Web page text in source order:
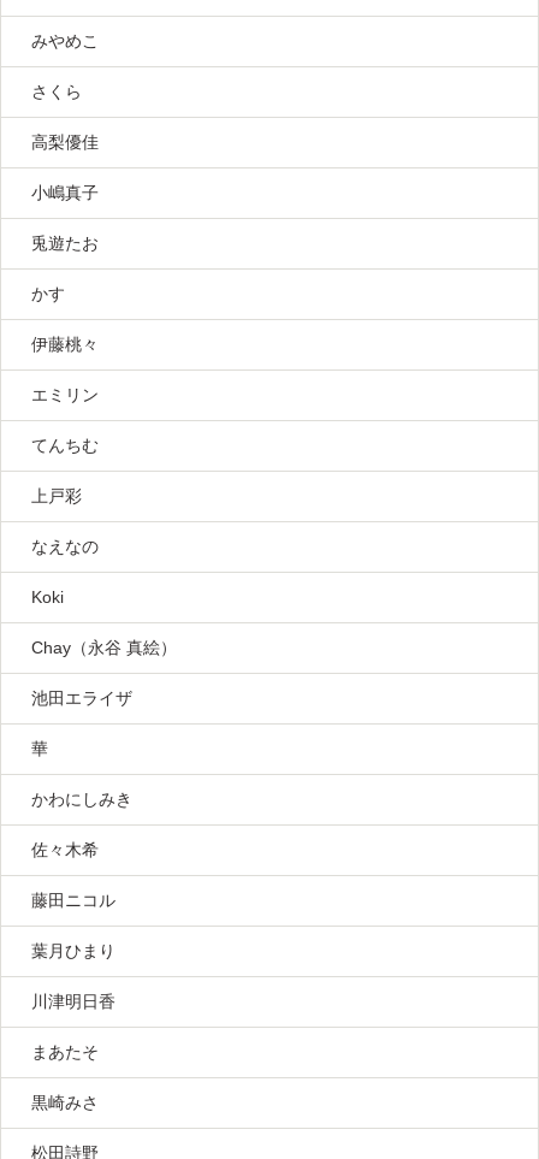
みやめこ
さくら
高梨優佳
小嶋真子
兎遊たお
かす
伊藤桃々
エミリン
てんちむ
上戸彩
なえなの
Koki
Chay（永谷 真絵）
池田エライザ
華
かわにしみき
佐々木希
藤田ニコル
葉月ひまり
川津明日香
まあたそ
黒崎みさ
松田詩野